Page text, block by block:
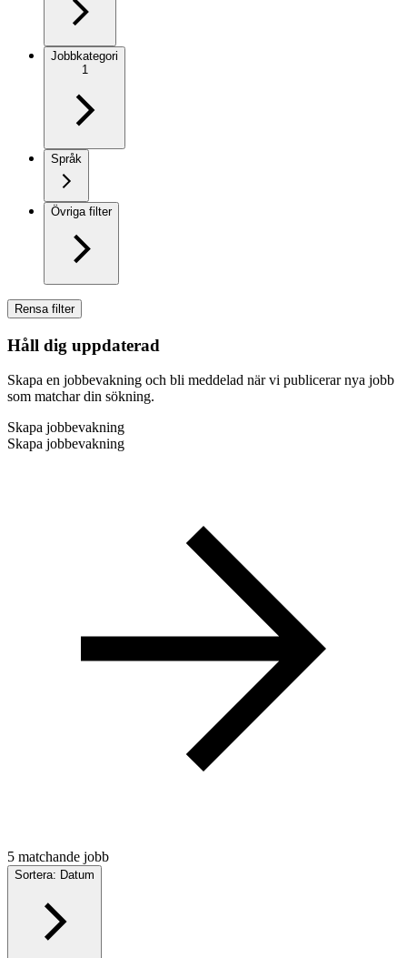
Jobbkategori
1
Språk
Övriga filter
Rensa filter
Håll dig uppdaterad
Skapa en jobbevakning och bli meddelad när vi publicerar nya jobb
som matchar din sökning.
Skapa jobbevakning
Skapa jobbevakning
5 matchande jobb
Sortera: Datum